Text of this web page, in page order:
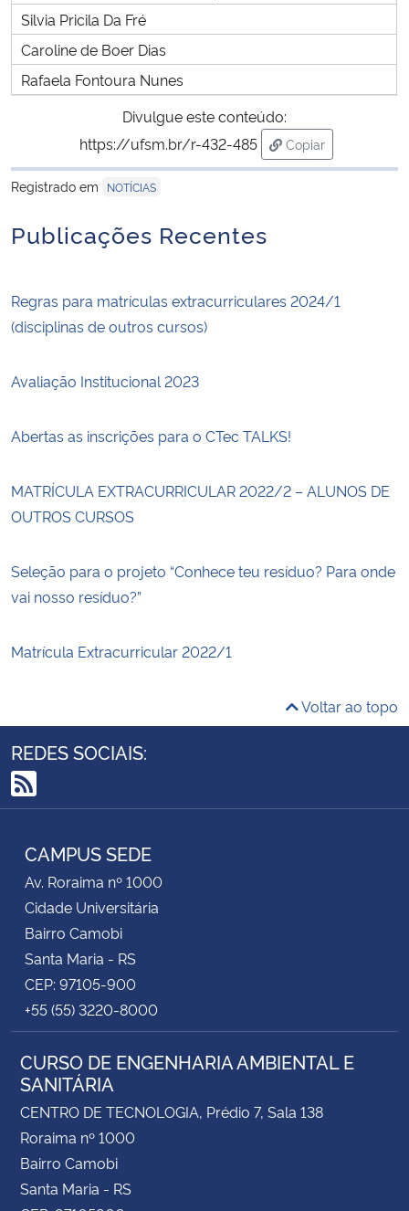
Silvia Pricila Da Fré
Caroline de Boer Dias
Rafaela Fontoura Nunes
Divulgue este conteúdo:
https://ufsm.br/r-432-485
Copiar
para área de
Registrado em
NOTÍCIAS
Publicações Recentes
Regras para matrículas extracurriculares 2024/1
(disciplinas de outros cursos)
Avaliação Institucional 2023
Abertas as inscrições para o CTec TALKS!
MATRÍCULA EXTRACURRICULAR 2022/2 – ALUNOS DE
OUTROS CURSOS
Seleção para o projeto “Conhece teu resíduo? Para onde
vai nosso resíduo?”
Matrícula Extracurricular 2022/1
Voltar ao topo
REDES SOCIAIS:
RSS
CAMPUS SEDE
Av. Roraima nº 1000
Cidade Universitária
Bairro Camobi
Santa Maria - RS
CEP: 97105-900
+55 (55) 3220-8000
CURSO DE ENGENHARIA AMBIENTAL E
SANITÁRIA
CENTRO DE TECNOLOGIA, Prédio 7, Sala 138
Roraima nº 1000
Bairro Camobi
Santa Maria - RS